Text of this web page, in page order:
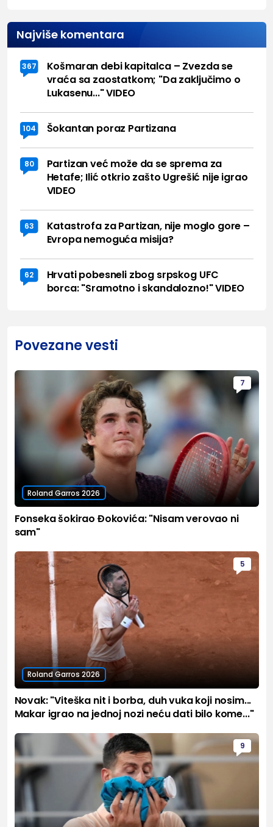
Najviše komentara
367
Košmaran debi kapitalca – Zvezda se
vraća sa zaostatkom; "Da zaključimo o
Lukasenu..." VIDEO
104 Šokantan poraz Partizana
80
Partizan već može da se sprema za
Hetafe; Ilić otkrio zašto Ugrešić nije igrao
VIDEO
63
Katastrofa za Partizan, nije moglo gore –
Evropa nemoguća misija?
62
Hrvati pobesneli zbog srpskog UFC
borca: "Sramotno i skandalozno!" VIDEO
Povezane vesti
7
Roland Garros 2026
Fonseka šokirao Đokovića: "Nisam verovao ni
sam"
5
Roland Garros 2026
Novak: "Viteška nit i borba, duh vuka koji nosim...
Makar igrao na jednoj nozi neću dati bilo kome..."
9